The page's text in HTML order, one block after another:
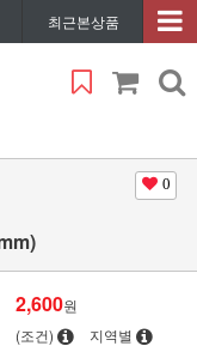
최근본상품
0
2,600원
(조건) 지역별